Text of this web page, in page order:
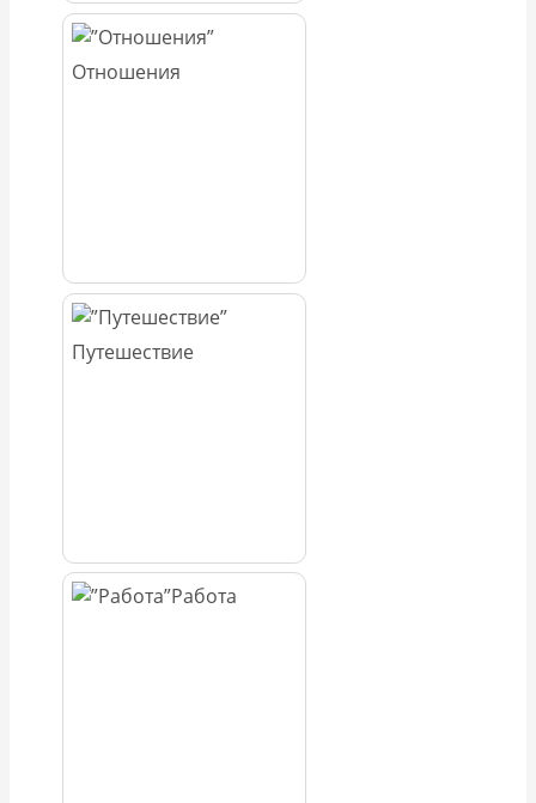
Отношения
Путешествие
Работа